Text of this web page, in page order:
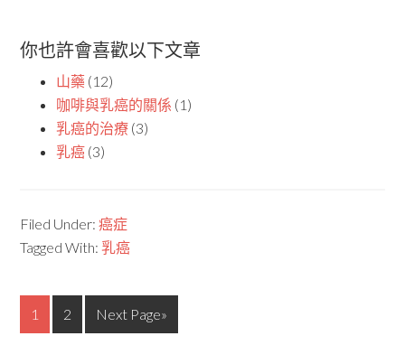
你也許會喜歡以下文章
山藥 (12)
咖啡與乳癌的關係 (1)
乳癌的治療 (3)
乳癌 (3)
Filed Under:癌症
Tagged With: 乳癌
1 2 Next Page»